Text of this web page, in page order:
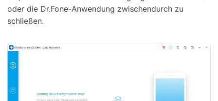
oder die Dr.Fone-Anwendung zwischendurch zu
schließen.